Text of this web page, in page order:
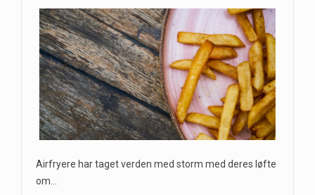
Airfryere har taget verden med storm med deres løfte
om…